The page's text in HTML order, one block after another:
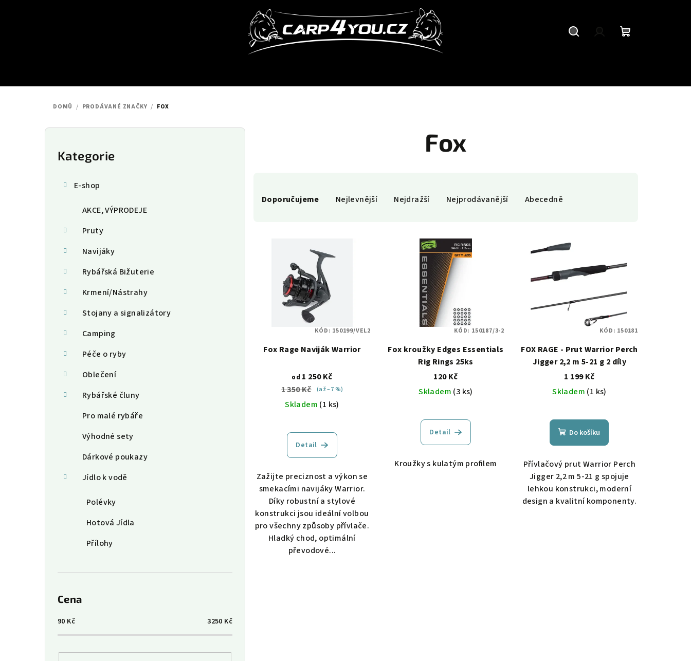
DOMŮ / PRODÁVANÉ ZNAČKY / FOX
P
Přeskočit
kategorie
Kategorie
E-shop
AKCE, VÝPRODEJE
Pruty
Navijáky
Rybářská Bižuterie
Krmení/Nástrahy
Stojany a signalizátory
Camping
Péče o ryby
Oblečení
Rybářské čluny
Pro malé rybáře
Výhodné sety
Dárkové poukazy
Jídlo k vodě
Polévky
Hotová Jídla
Přílohy
Cena
90 Kč 3250 Kč
Fox
aDoporučujeme Nejlevnější Nejdražší Nejprodávanější Abecedně
ů
Fox Rage Naviják Warrior
od 1 250 Kč
1 350 Kč
(až –7 %)
Skladem (1 ks)
Detail
Zažijte preciznost a výkon se
smekacími navijáky Warrior.
Díky robustní a stylové
konstrukci jsou ideální volbou
pro všechny způsoby přívlače.
Hladký chod, optimální
převodové...
KÓD: 150199/VEL2
Fox kroužky Edges Essentials
Rig Rings 25ks
120 Kč
Skladem (3 ks)
Detail
Kroužky s kulatým profilem
KÓD: 150187/3-2
FOX RAGE - Prut Warrior Perch
Jigger 2,2 m 5-21 g 2 díly
1 199 Kč
Skladem (1 ks)
Do košíku
Přívlačový prut Warrior Perch
Jigger 2,2 m 5-21 g spojuje
lehkou konstrukci, moderní
design a kvalitní komponenty.
KÓD: 150181